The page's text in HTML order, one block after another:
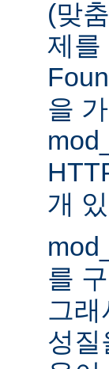
(맞
제를
을
개
를
그
성질